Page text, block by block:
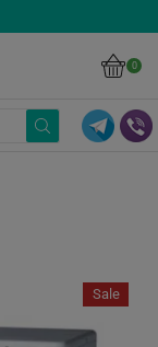
0
Sale